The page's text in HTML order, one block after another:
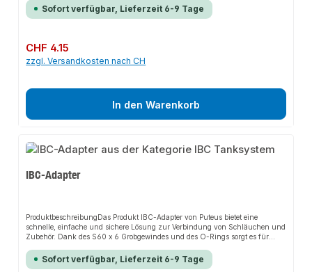
flexibel an verschiedene Systeme an. Das robuste Design und die einfache
Montage machen dieses Produkt zu einer zuverlässigen Wahl für jede
(Anschlussgewinde)Mit O-RingHDPE-KunststoffSchwarzMS-
Schnellkupplung 3/4''Nockenweite 40
mmAnwendungsbereicheGartenbewässerungHaustechnikIndustrieanwendu
Sofort verfügbar, Lieferzeit 6-9 Tage
Regulärer Preis:
CHF 4.15
zzgl. Versandkosten nach CH
In den Warenkorb
IBC-Adapter
ProduktbeschreibungDas Produkt IBC-Adapter von Puteus bietet eine
schnelle, einfache und sichere Lösung zur Verbindung von Schläuchen und
Zubehör. Dank des S60 x 6 Grobgewindes und des O-Rings sorgt es für
robuste Design und die einfache Montage machen dieses Produkt zu einer
zuverlässigen Wahl für jede Installation. Es ist besonders geeignet für den
Sofort verfügbar, Lieferzeit 6-9 Tage